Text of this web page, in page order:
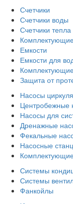
Счетчики
Счетчики воды
Счетчики тепла
Емкости
Емкости для
Защита от
Насосы
Центробежные
Насосы для
Дренажные
Фекальные
Насосные
Системы
Системы
Фанкойлы